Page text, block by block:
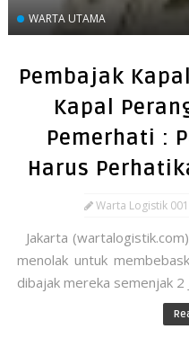
WARTA UTAMA
Pembajak
Kapal
Pemerhati :
Harus
Warta Logistik 001
Jakarta
menolak untuk
dibajak mereka semenjak 2